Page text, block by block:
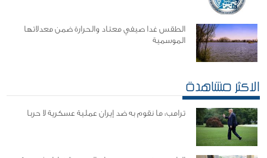
الطقس غدا صيفي معتاد والحرارة ضمن معدلاتها
الموسمية
الاكثر مشاهدة
ترامب: ما نقوم به ضد إيران عملية عسكرية لا حربا